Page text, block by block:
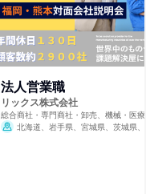
法人営業職
リックス株式会社
総合商社・専門商社・卸売、機械・医
メーカー、製造・メーカー
北海道、岩手県、宮城県、茨城県